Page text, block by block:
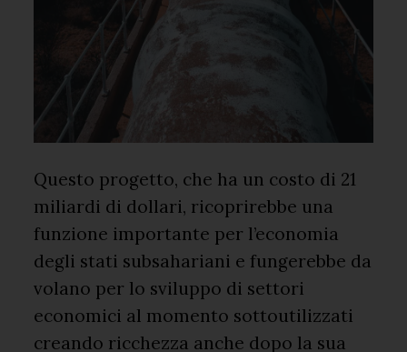
Questo progetto, che ha un costo di 21
miliardi di dollari, ricoprirebbe una
funzione importante per l’economia
degli stati subsahariani e fungerebbe da
volano per lo sviluppo di settori
economici al momento sottoutilizzati
creando ricchezza anche dopo la sua